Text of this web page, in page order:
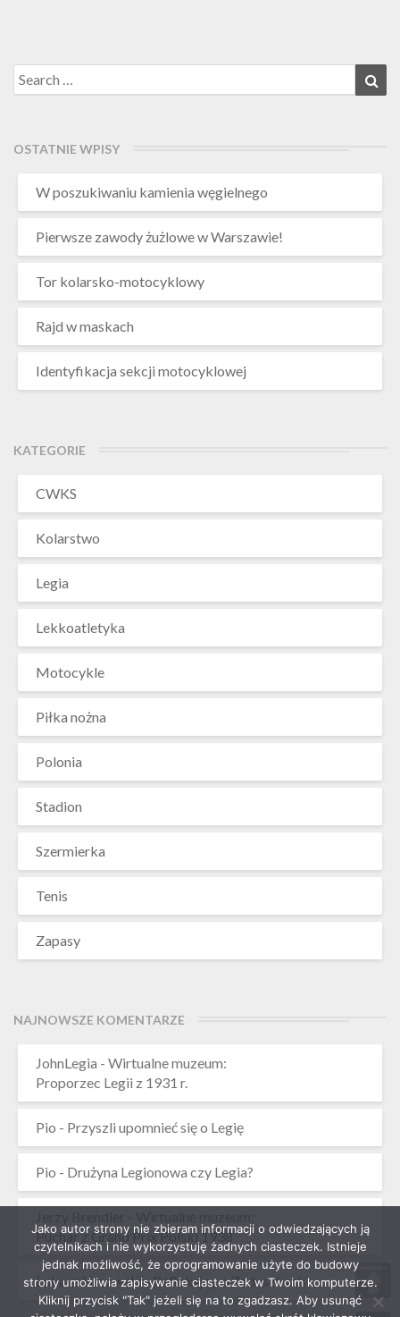
Search
for:
OSTATNIE WPISY
W poszukiwaniu kamienia węgielnego
Pierwsze zawody żużlowe w Warszawie!
Tor kolarsko-motocyklowy
Rajd w maskach
Identyfikacja sekcji motocyklowej
KATEGORIE
CWKS
Kolarstwo
Legia
Lekkoatletyka
Motocykle
Piłka nożna
Polonia
Stadion
Szermierka
Tenis
Zapasy
NAJNOWSZE KOMENTARZE
JohnLegia - Wirtualne muzeum:
Proporzec Legii z 1931 r.
Pio - Przyszli upomnieć się o Legię
Pio - Drużyna Legionowa czy Legia?
Puchar z Grand Prix Polski 1938
Łukasz Lissowski-Refleksje po Zaduszkach
Jako autor strony nie zbieram informacji o odwiedzających ją
czytelnikach i nie wykorzystuję żadnych ciasteczek. Istnieje
jednak możliwość, że oprogramowanie użyte do budowy
strony umożliwia zapisywanie ciasteczek w Twoim komputerze.
Kliknij przycisk "Tak" jeżeli się na to zgadzasz. Aby usunąć